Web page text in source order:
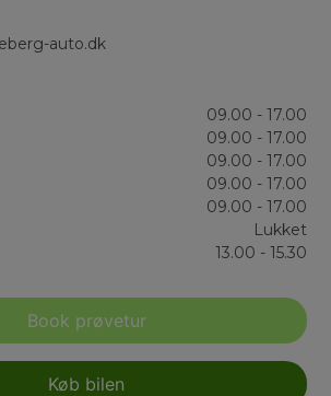
auto.dk
09.00 - 17.00
09.00 - 17.00
09.00 - 17.00
09.00 - 17.00
09.00 - 17.00
Lukket
13.00 - 15.30
Book prøvetur
Køb bilen